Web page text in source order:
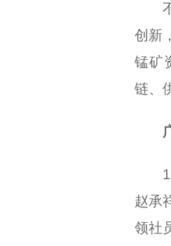
创新
锰矿
链、
赵承
领社